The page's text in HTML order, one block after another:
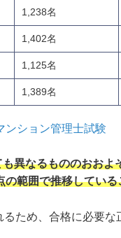
1,238名
1,402名
1,125名
1,389名
ンション管理士試験
異なるもののおおよ
範囲で推移してい
ため、合格に必要な